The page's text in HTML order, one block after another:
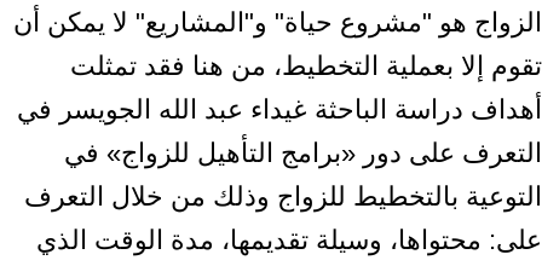
الزواج هو "مشروع حياة" و"المشاريع" لا يمكن أن
تقوم إلا بعملية التخطيط، من هنا فقد تمثلت
أهداف دراسة الباحثة غيداء عبد الله الجويسر في
التعرف على دور «برامج التأهيل للزواج» في
التوعية بالتخطيط للزواج وذلك من خلال التعرف
على: محتواها، وسيلة تقديمها، مدة الوقت الذي